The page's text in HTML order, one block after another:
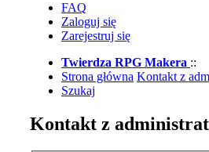
FAQ
Zaloguj się
Zarejestruj się
Twierdza RPG Makera ::
Strona główna Kontakt z
Szukaj
Kontakt z